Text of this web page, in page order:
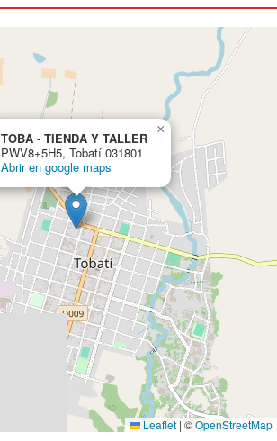
TOBA - TIENDA Y TALLER
PWV8+5H5, Tobatí 031801
Abrir en google maps
×
Leaflet | ©OpenStreetMap